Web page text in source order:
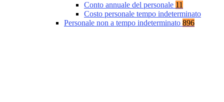
Conto annuale del personale 11
Costo personale tempo indeterminato
Personale non a tempo indeterminato 896